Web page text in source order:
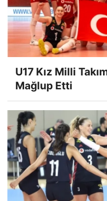
U17 Kız Milli
Mağlup Etti